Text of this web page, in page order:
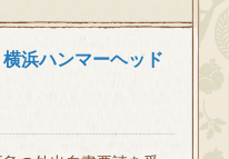
浜ハンマーヘッド